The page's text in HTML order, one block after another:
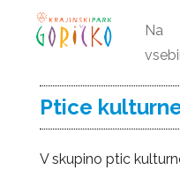
Na
Ptice
V skupino ptic